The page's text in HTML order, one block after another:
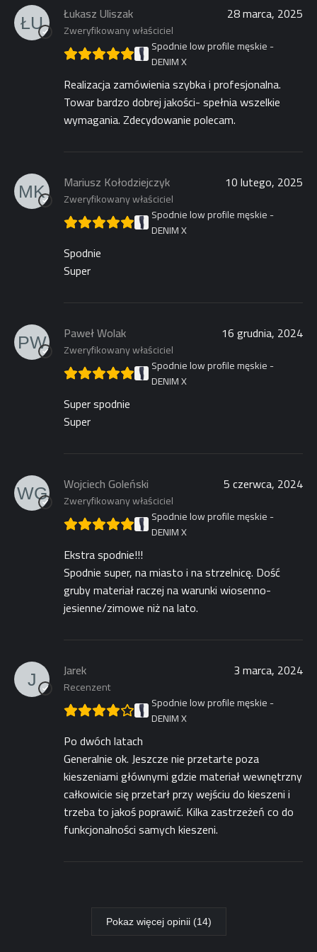
Łukasz Uliszak
Zweryfikowany właściciel
28 marca, 2025
Spodnie low profile męskie -
DENIM X
Realizacja zamówienia szybka i profesjonalna.
Towar bardzo dobrej jakości- spełnia wszelkie
wymagania. Zdecydowanie polecam.
Mariusz Kołodziejczyk
Zweryfikowany właściciel
10 lutego, 2025
Spodnie low profile męskie -
DENIM X
Spodnie
Super
Paweł Wolak
Zweryfikowany właściciel
16 grudnia, 2024
Spodnie low profile męskie -
DENIM X
Super spodnie
Super
Wojciech Goleński
Zweryfikowany właściciel
5 czerwca, 2024
Spodnie low profile męskie -
DENIM X
Ekstra spodnie!!!
Spodnie super, na miasto i na strzelnicę. Dość
gruby materiał raczej na warunki wiosenno-
jesienne/zimowe niż na lato.
Jarek
Recenzent
3 marca, 2024
Spodnie low profile męskie -
DENIM X
Po dwóch latach
Generalnie ok. Jeszcze nie przetarte poza
kieszeniami głównymi gdzie materiał wewnętrzny
całkowicie się przetarł przy wejściu do kieszeni i
trzeba to jakoś poprawić. Kilka zastrzeżeń co do
funkcjonalności samych kieszeni.
Pokaz więcej opinii (14)